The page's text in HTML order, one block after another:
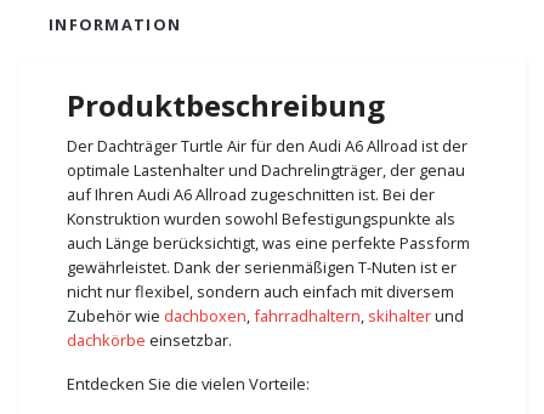
INFORMATION
Produktbeschreibung
Der Dachträger Turtle Air für den Audi A6 Allroad ist der
optimale Lastenhalter und Dachrelingträger, der genau
auf Ihren Audi A6 Allroad zugeschnitten ist. Bei der
Konstruktion wurden sowohl Befestigungspunkte als
auch Länge berücksichtigt, was eine perfekte Passform
gewährleistet. Dank der serienmäßigen T-Nuten ist er
nicht nur flexibel, sondern auch einfach mit diversem
Zubehör wie dachboxen,fahrradhaltern, skihalterund
dachkörbe einsetzbar.
Entdecken Sie die vielen Vorteile: